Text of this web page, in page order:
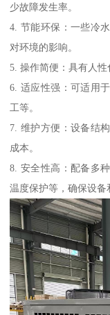
少故障发生率。
4. 节能环保：一些冷
对环境的影响。
5. 操作简便：具有人性
6. 适应性强：可适用
工等。
7. 维护方便：设备结
成本。
8. 安全性高：配备多
温度保护等，确保设备